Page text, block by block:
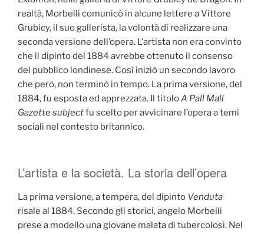
realtà, Morbelli comunicò in alcune lettere a Vittore
Grubicy, il suo gallerista, la volontà di realizzare una
seconda versione dell’opera. L’artista non era convinto
che il dipinto del 1884 avrebbe ottenuto il consenso
del pubblico londinese. Così iniziò un secondo lavoro
che però, non terminò in tempo. La prima versione, del
1884, fu esposta ed apprezzata. Il titoloA Pall Mall
Gazette subjectfu scelto per avvicinare l’opera a temi
sociali nel contesto britannico.
L’artista e la società. La storia dell’opera
La prima versione, a tempera, del dipinto Venduta
risale al 1884. Secondo gli storici, angelo Morbelli
prese a modello una giovane malata di tubercolosi. Nel